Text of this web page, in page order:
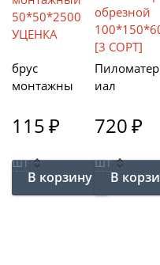
брус
монтажны
50*50*250
0 УЦЕНКА
115₽
шт
Пиломатер
иал
100*150*6
000 [3
СОРТ]
720₽
шт